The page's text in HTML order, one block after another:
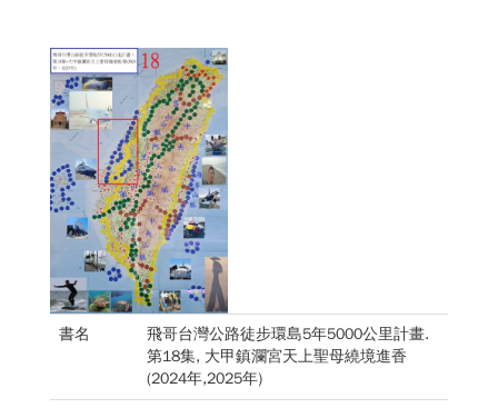
書名
飛哥台灣公路徒步環島5年5000公里計畫.
第18集, 大甲鎮瀾宮天上聖母繞境進香
(2024年,2025年)